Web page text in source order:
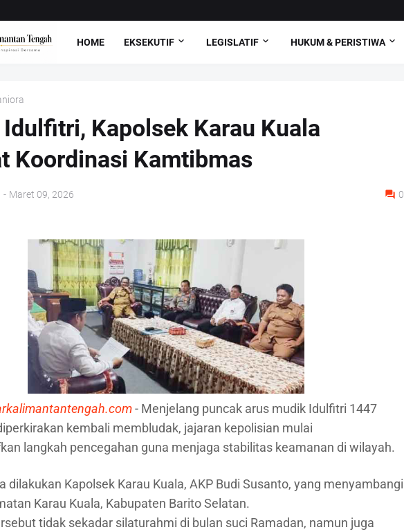
HOME EKSEKUTIF LEGISLATIF HUKUM & PERISTIWA
Kapolsek Karau Kuala
Koordinasi Kamtibmas
- Maret 09, 2026 0
- Menjelang puncak arus mudik Idulfitri 1447
kembali membludak, jajaran kepolisian mulai
langkah pencegahan guna menjaga stabilitas keamanan di wilayah.
dilakukan Kapolsek Karau Kuala, AKP Budi Susanto, yang menyambangi
Karau Kuala, Kabupaten Barito Selatan.
tidak sekadar silaturahmi di bulan suci Ramadan, namun juga